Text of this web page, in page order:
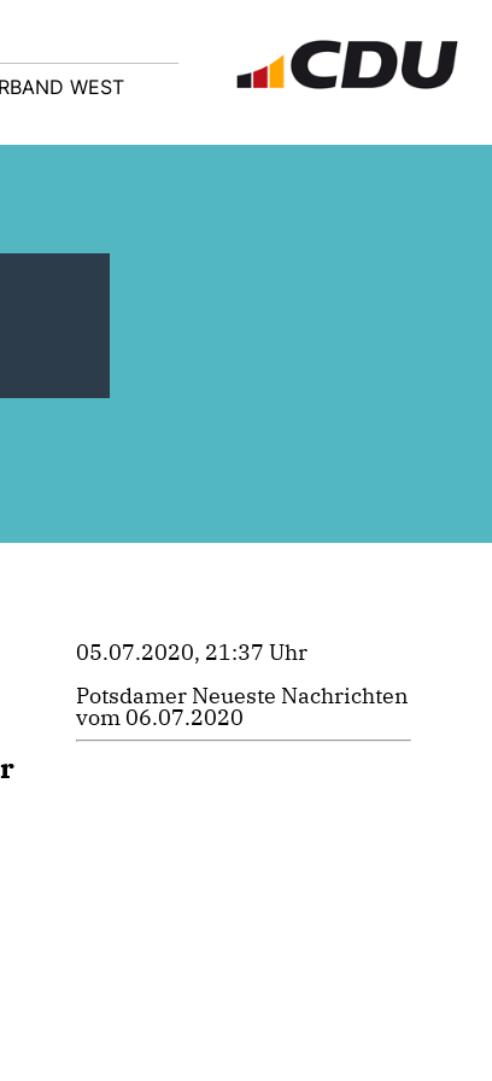
WEST
05.07.2020, 21:37 Uhr
Potsdamer Neueste Nachrichten
vom 06.07.2020